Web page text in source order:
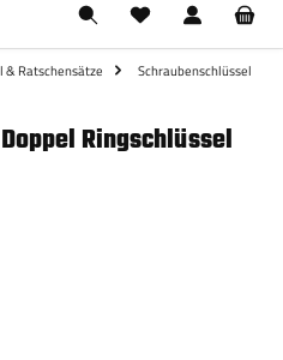
& Ratschensätze
Schraubenschlüssel
Doppel Ringschlüssel